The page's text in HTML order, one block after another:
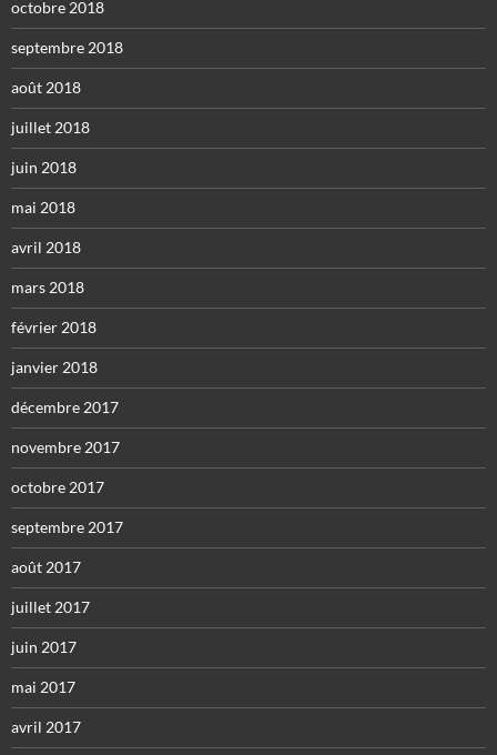
octobre 2018
septembre 2018
août 2018
juillet 2018
juin 2018
mai 2018
avril 2018
mars 2018
février 2018
janvier 2018
décembre 2017
novembre 2017
octobre 2017
septembre 2017
août 2017
juillet 2017
juin 2017
mai 2017
avril 2017